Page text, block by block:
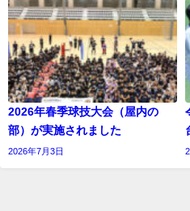
2026年春季球技大会（屋内の
部）が実施されました
2026年7月3日